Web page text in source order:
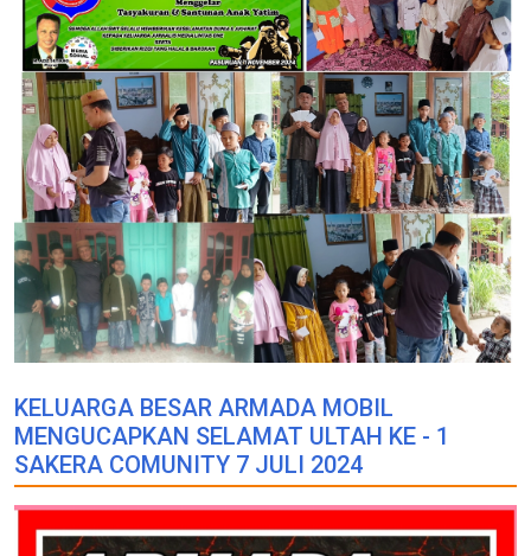
KELUARGA BESAR ARMADA MOBIL
MENGUCAPKAN SELAMAT ULTAH KE - 1
SAKERA COMUNITY 7 JULI 2024